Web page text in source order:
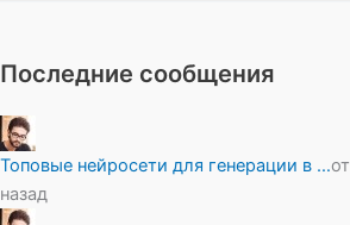
Последние сообщения
Топовые нейросети для генерации в …от
назад